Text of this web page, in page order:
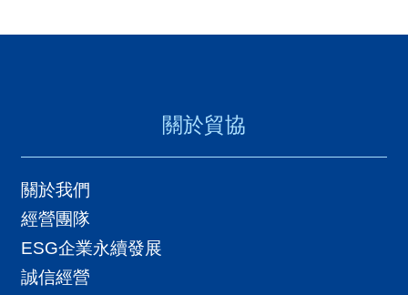
關於貿協
關於我們
經營團隊
ESG企業永續發展
誠信經營